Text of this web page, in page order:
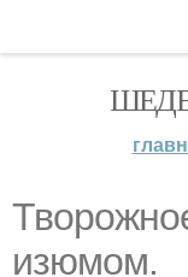
изюмом.